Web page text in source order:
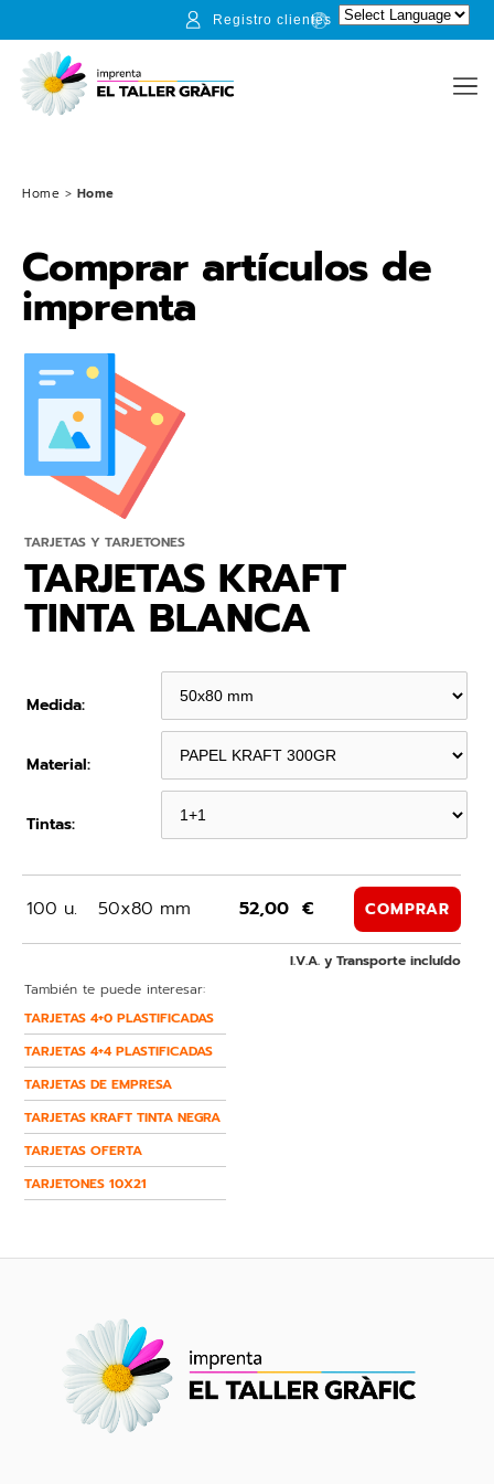
Registro clientes
Home > Home
Comprar artículos de
imprenta
TARJETAS Y TARJETONES
TARJETAS KRAFT
TINTA BLANCA
Medida:
Material:
Tintas:
100 u. 50x80 mm 52,00 € COMPRAR
I.V.A. y Transporte incluído
También te puede interesar:
TARJETAS 4+0 PLASTIFICADAS
TARJETAS 4+4 PLASTIFICADAS
TARJETAS DE EMPRESA
TARJETAS KRAFT TINTA NEGRA
TARJETAS OFERTA
TARJETONES 10X21